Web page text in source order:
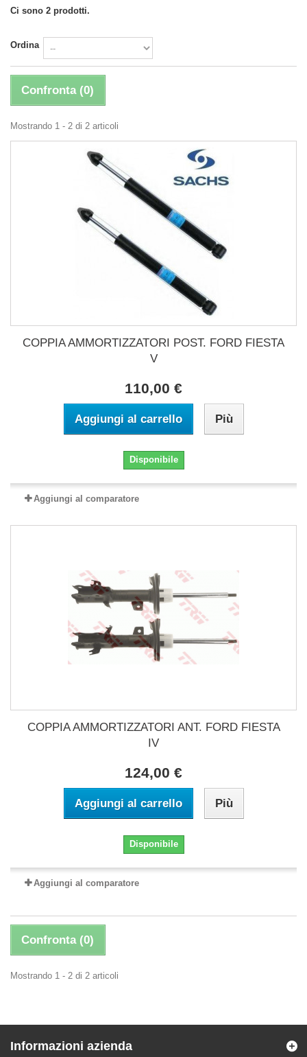
Ci sono 2 prodotti.
Ordina
Confronta (0)
Mostrando 1 - 2 di 2 articoli
COPPIA AMMORTIZZATORI POST. FORD FIESTA
V
110,00 €
Aggiungi al carrello Più
Disponibile
Aggiungi al comparatore
COPPIA AMMORTIZZATORI ANT. FORD FIESTA
IV
124,00 €
Aggiungi al carrello Più
Disponibile
Aggiungi al comparatore
Confronta (0)
Mostrando 1 - 2 di 2 articoli
Informazioni azienda